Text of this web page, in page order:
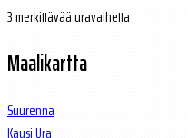
3 merkittävää uravaihetta
Maalikartta
Suurenna
KausiUra